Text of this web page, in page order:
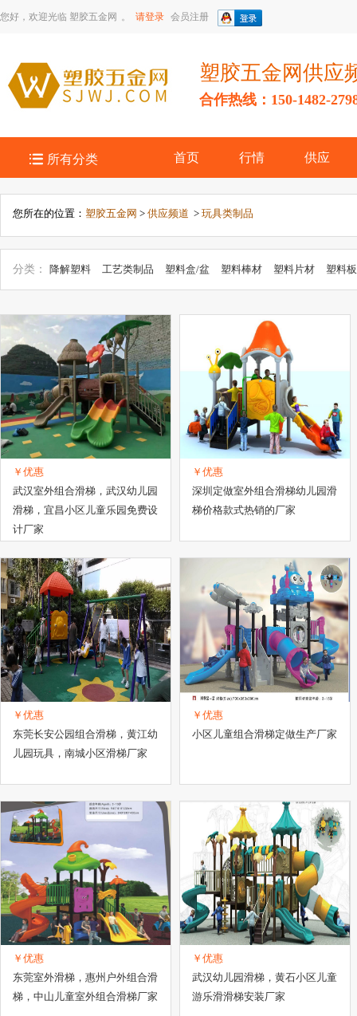
您好，欢迎光临 塑胶五金网 。 请登录 会员注册
塑胶五金网供应
合作热线：150-1482-
 所有分类 首页 行情 供应
您所在的位置： 塑胶五金网 > 供应频道 > 玩具类制品
分类： 降解塑料 工艺类制品 塑料盒/盆 塑料棒材 塑料片材
塑料
品
塑料加工定做 包装类制品 塑料管材 汽车类制品 电子类制品
类制品
办公文具制品 压克力制品 塑料瓶/盖/杯 光学塑料制品
建材
家具类制品
塑料膜 塑料托盘 发泡/泡沫制品
塑胶地板
塑胶配件 塑胶跑道 日用塑料制品 塑料袋 塑料齿轮
￥优惠
武汉室外组合滑梯，武汉幼儿园
滑梯，宜昌小区儿童乐园免费设
计厂家
￥优惠
深圳定做室外组合滑梯幼儿园滑
梯价格款式热销的厂家
￥优惠
东莞长安公园组合滑梯，黄江幼
儿园玩具，南城小区滑梯厂家
￥优惠
小区儿童组合滑梯定做生产厂家
￥优惠
东莞室外滑梯，惠州户外组合滑
梯，中山儿童室外组合滑梯厂家
￥优惠
武汉幼儿园滑梯，黄石小区儿童
游乐滑滑梯安装厂家